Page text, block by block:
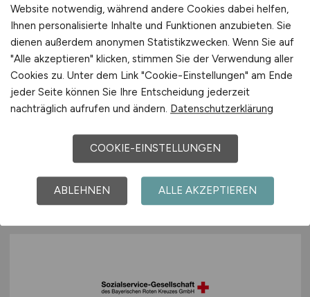
Pflegefachkraft stationär
(m/w/d)
SeniorenWohnen Neu Ulm Ludwigsfeld
vor 6 Tagen
Neu-Ulm
Website notwendig, während andere Cookies dabei helfen,
Ihnen personalisierte Inhalte und Funktionen anzubieten. Sie
dienen außerdem anonymen Statistikzwecken. Wenn Sie auf
"Alle akzeptieren" klicken, stimmen Sie der Verwendung aller
Cookies zu. Unter dem Link "Cookie-Einstellungen" am Ende
jeder Seite können Sie Ihre Entscheidung jederzeit
nachträglich aufrufen und ändern. Datenschutzerklärung
COOKIE-EINSTELLUNGEN
ABLEHNEN ALLE AKZEPTIEREN